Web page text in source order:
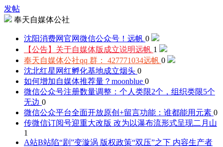
发帖
奉天自媒体公社
沈阳消费网官网微信公众号！ 远帆 0
【公告】关于自媒体版成立说明远帆 1
奉天自媒体公社qq 群： 427771034远帆 0
沈北红星网红孵化基地成立烟头 0
如何增加自媒体推荐量？ moonblue 0
微信公众号注册数量调整：个人类限2个，组织类限5个
无边 0
微信公众平台全面开放原创+留言功能：谁都能用 元素 0
传微信订阅号迎重大改版 改为以瀑布流形式呈现二月山
1
A站B站陷“剧”变漩涡 版权政策“双压”之下 内容生产者